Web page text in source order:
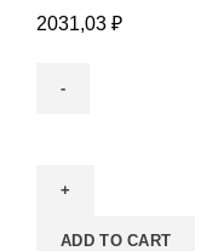
2031,03 ₽
ADD TO CART